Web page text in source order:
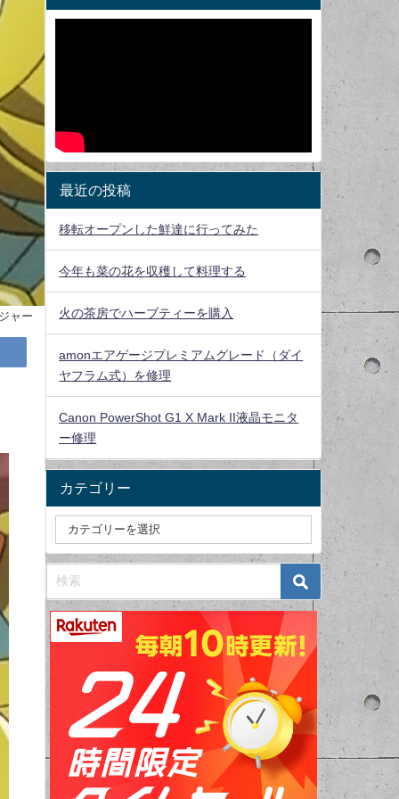
ャー
最近の投稿
移転オープンした鮮達に行ってみた
今年も菜の花を収穫して料理する
火の茶房でハーブティーを購入
amonエアゲージプレミアムグレード（ダイ
ヤフラム式）を修理
Canon PowerShot G1 X Mark II液晶モニタ
ー修理
カテゴリー